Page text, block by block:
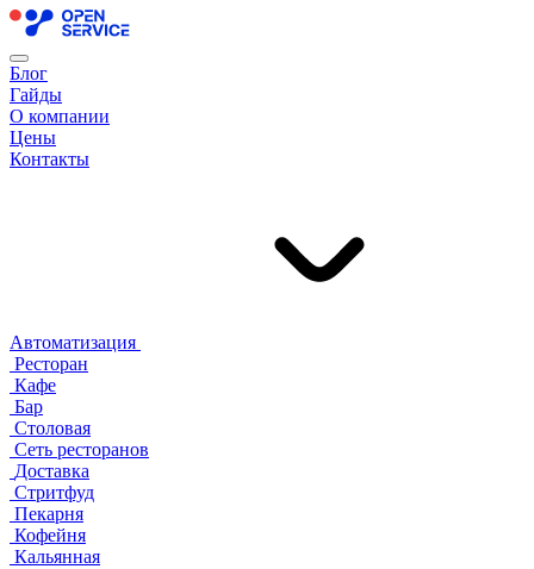
Блог
Гайды
О компании
Цены
Контакты
Автоматизация
Ресторан
Кафе
Бар
Столовая
Сеть ресторанов
Доставка
Стритфуд
Пекарня
Кофейня
Кальянная